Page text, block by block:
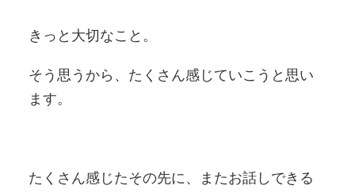
きっと大切なこと。
そう思うから、たくさん感じていこうと思い
ます。
たくさん感じたその先に、またお話しできる